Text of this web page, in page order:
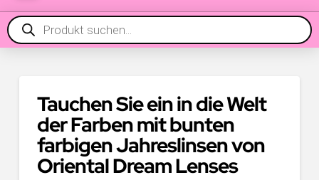
Products
search
Tauchen Sie ein in die Welt
der Farben mit bunten
farbigen Jahreslinsen von
Oriental Dream Lenses